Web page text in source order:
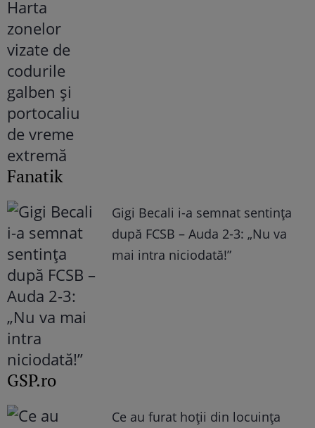
Fanatik
Gigi Becali i-a semnat sentința
după FCSB – Auda 2-3: „Nu va
mai intra niciodată!”
GSP.ro
Ce au furat hoții din locuința